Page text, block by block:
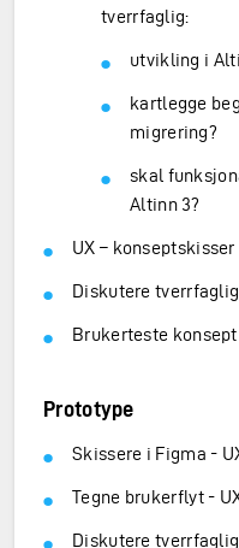
tverrfaglig:
utvikling i
kartlegge
migrering?
skal
Altinn 3?
UX – konseptskisser
Diskutere tverrfaglig
Brukerteste konsept
Prototype
Skissere i Figma -
Tegne brukerflyt -
Diskutere